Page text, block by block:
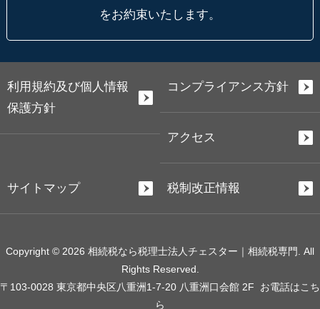
をお約束いたします。
利用規約及び個人情報
保護方針
コンプライアンス方針
アクセス
サイトマップ 税制改正情報
Copyright © 2026 相続税なら税理士法人チェスター｜相続税専門. All
Rights Reserved.
〒103-0028 東京都中央区八重洲1-7-20 八重洲口会館 2F お電話はこち
ら